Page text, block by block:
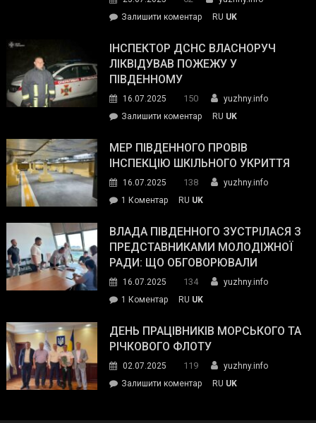
гуманітарну
допомогу
Залишити коментарon
провів
нараду
силових
та
органів:
«Наш
спільний
окупанти.
Маємо
діяти
команда
RU UK
ІНСПЕКТОР ДСНС ВЛАСНОРУЧ
ЛІКВІДУВАВ ПОЖЕЖУ У
ПІВДЕННОМУ
16.07.2025 150
yuzhny.info
Залишити коментарon
ДСНС
власноруч
пожежу
у
RU UK
МЕР ПІВДЕННОГО ПРОВІВ
ІНСПЕКЦІЮ ШКІЛЬНОГО УКРИТТЯ
16.07.2025 138
yuzhny.info
1 Коментардо
Південного
провів
інспекцію
укриття
RU UK
ВЛАДА ПІВДЕННОГО ЗУСТРІЛАСЯ З
ПРЕДСТАВНИКАМИ МОЛОДІЖНОЇ
РАДИ: ЩО ОБГОВОРЮВАЛИ
16.07.2025 134
yuzhny.info
1 Коментардо
Південного
зустрілася
представниками
молодіжної
RU UK
ДЕНЬ ПРАЦІВНИКІВ МОРСЬКОГО ТА
РІЧКОВОГО ФЛОТУ
02.07.2025 119
yuzhny.info
Залишити коментарon
RU UK